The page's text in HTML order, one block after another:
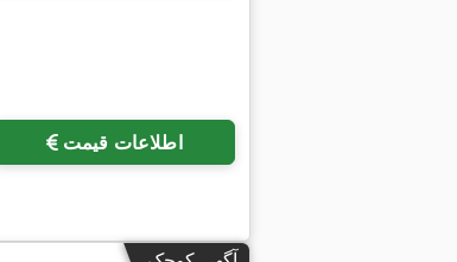
اطلاعات قیمت